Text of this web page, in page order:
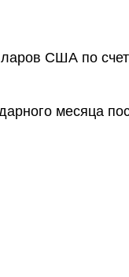
США по
месяца